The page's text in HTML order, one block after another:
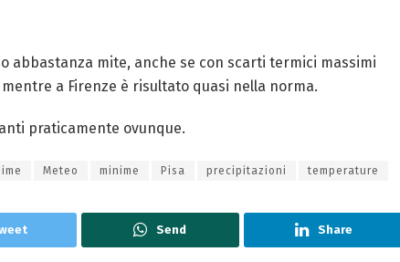
abbastanza mite, anche se con scarti termici massimi
a Firenze è risultato quasi nella norma.
praticamente ovunque.
Meteo minime Pisa precipitazioni temperature
Send Share